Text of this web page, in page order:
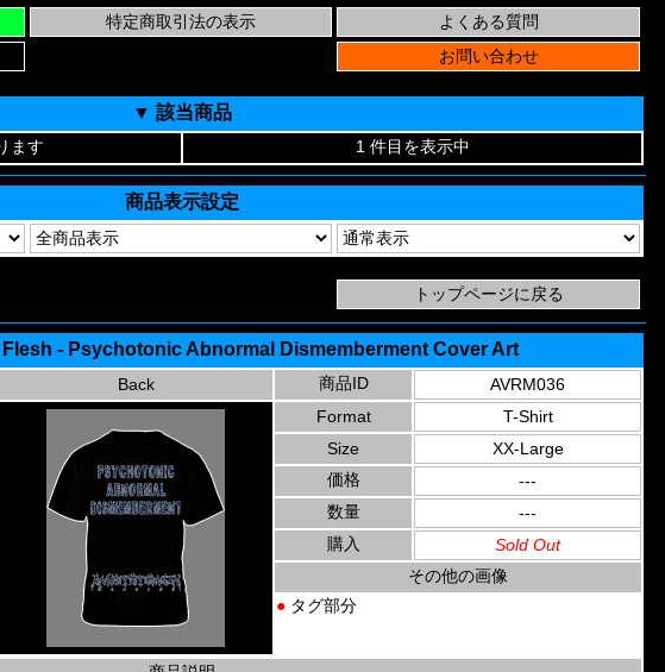
▼ 該当商品
ます 1 件目を表示中
商品表示設定
- Psychotonic Abnormal Dismemberment Cover Art
Back 商品ID
AVRM036
Format
T-Shirt
Size
XX-Large
価格
---
数量
---
購入
Sold Out
その他の画像
● タグ部分